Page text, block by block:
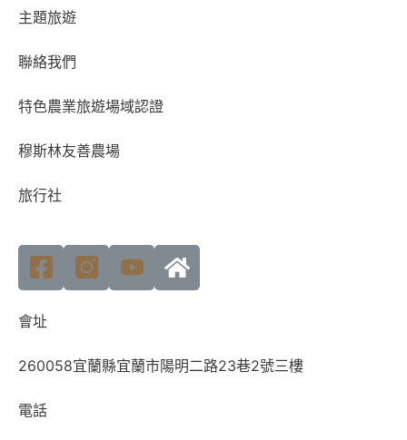
主題旅遊
聯絡我們
特色農業旅遊場域認證
穆斯林友善農場
旅行社
會址
260058宜蘭縣宜蘭市陽明二路23巷2號三樓
電話